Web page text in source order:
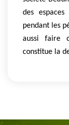
des
pendant les
aussi faire
constitue la